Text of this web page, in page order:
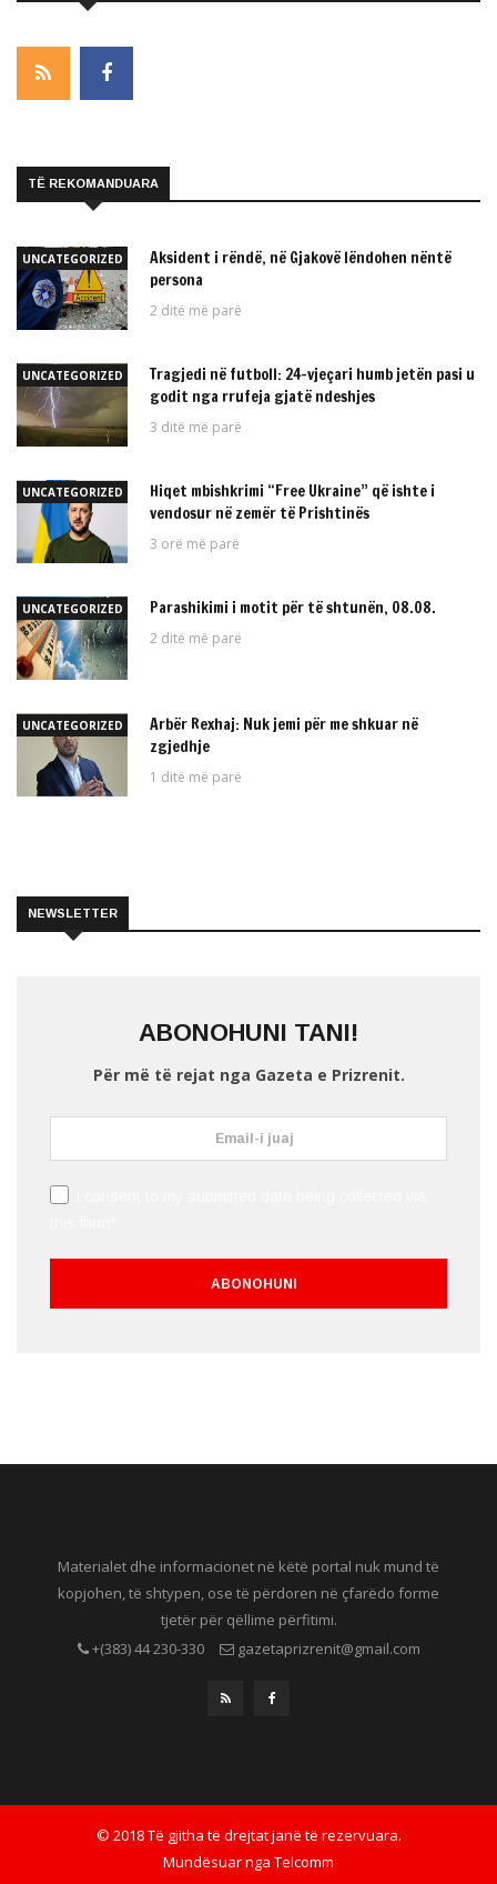
TË REKOMANDUARA
UNCATEGORIZED
Aksident i rëndë, në Gjakovë lëndohen nëntë
persona
2 ditë më parë
UNCATEGORIZED
Tragjedi në futboll: 24-vjeçari humb jetën pasi u
godit nga rrufeja gjatë ndeshjes
3 ditë më parë
UNCATEGORIZED
Hiqet mbishkrimi “Free Ukraine” që ishte i
vendosur në zemër të Prishtinës
3 orë më parë
UNCATEGORIZED Parashikimi i motit për të shtunën, 08.08.
2 ditë më parë
UNCATEGORIZED
Arbër Rexhaj: Nuk jemi për me shkuar në
zgjedhje
1 ditë më parë
NEWSLETTER
ABONOHUNI TANI!
Për më të rejat nga Gazeta e Prizrenit.
Materialet dhe informacionet në këtë portal nuk mund të
kopjohen, të shtypen, ose të përdoren në çfarëdo forme
tjetër për qëllime përfitimi.
+(383) 44 230-330
gazetaprizrenit@gmail.com
© 2018 Të gjitha të drejtat janë të rezervuara.
Mundësuar nga Telcomm